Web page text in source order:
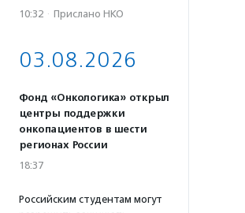
10:32 · Прислано НКО
03.08.2026
Фонд «Онкологика» открыл
центры поддержки
онкопациентов в шести
регионах России
18:37
Российским студентам могут